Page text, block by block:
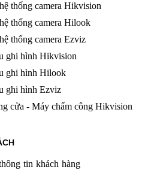
thống camera Hikvision
thống camera Hilook
thống camera Ezviz
ghi hình Hikvision
ghi hình Hilook
ghi hình Ezviz
cửa - Máy chấm công Hikvision
tin khách hàng